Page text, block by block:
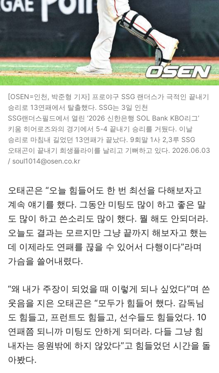
[OSEN=인천, 박준형 기자] 프로야구 SSG 랜더스가 극적인 끝내기
승리로 13연패에서 탈출했다. SSG는 3일 인천
SSG랜더스필드에서 열린 ‘2026 신한은행 SOL Bank KBO리그’
키움 히어로즈와의 경기에서 5-4 끝내기 승리를 거뒀다. 이날
승리로 마침내 길었던 13연패가 끝났다. 9회말 1사 2,3루 SSG
오태곤이 끝내기 희생플라이를 날리고 기뻐하고 있다. 2026.06.03
/ soul1014@osen.co.kr
오태곤은 “오늘 힘들어도 한 번 최선을 다해보자고
계속 얘기를 했다. 그동안 미팅도 많이 하고 좋은 말
도 많이 하고 쓴소리도 많이 했다. 뭘 해도 안되더라.
오늘도 결과는 모르지만 그냥 끝까지 해보자고 했는
데 이제라도 연패를 끊을 수 있어서 다행이다”라며
가슴을 쓸어내렸다.
“왜 내가 주장이 되었을 때 이렇게 되나 싶었다”며 쓴
웃음을 지은 오태곤은 “모두가 힘들어 했다. 감독님
도 힘들고, 프런트도 힘들고, 선수들도 힘들었다. 10
연패쯤 되니까 미팅도 안하게 되더라. 다들 그냥 힘
내자는 응원밖에 하지 않았다”고 힘들었던 시간을 돌
아봤다.